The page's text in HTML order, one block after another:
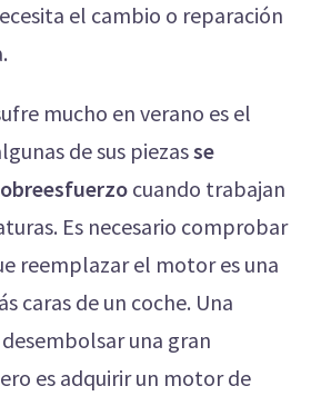
el cambio o reparación
mucho en verano es el
de sus piezasse
cuando trabajan
Es necesario comprobar
reemplazar el motor es una
caras de un coche. Una
una gran
es adquirir un motor de